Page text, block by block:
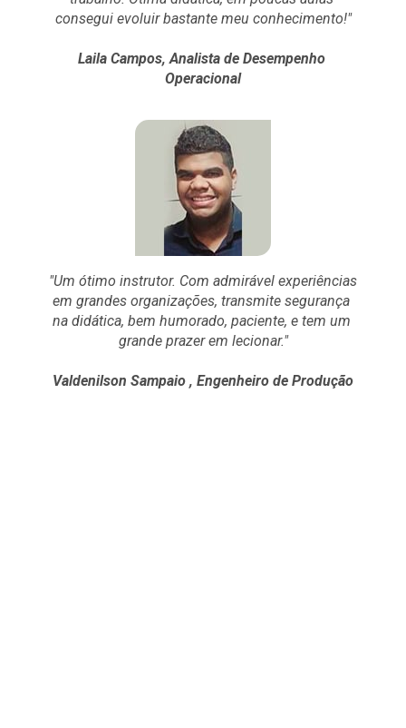
consegui evoluir bastante meu conhecimento!"
Laila Campos, Analista de Desempenho
Operacional
"Um ótimo instrutor. Com admirável experiências
em grandes organizações, transmite segurança
na didática, bem humorado, paciente, e tem um
grande prazer em lecionar."
Valdenilson Sampaio , Engenheiro de Produção